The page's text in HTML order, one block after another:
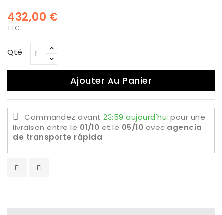
432,00 €
TTC
Qté
Ajouter Au Panier
Commandez avant 23:59 aujourd'hui pour une
livraison entre le 01/10 et le 05/10 avec agencia
de transporte rápida